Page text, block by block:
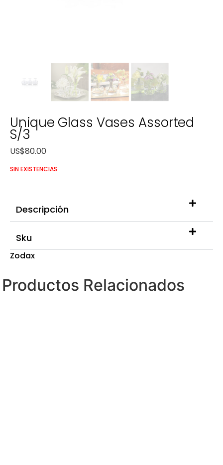
Unique Glass Vases Assorted
S/3
US$80.00
SIN EXISTENCIAS
Descripción
Sku
Zodax
Productos Relacionados